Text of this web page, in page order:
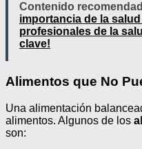
Contenido
importancia de la
profesionales de la
clave!
Alimentos que No
Una alimentación
alimentos. Algunos de los
son: